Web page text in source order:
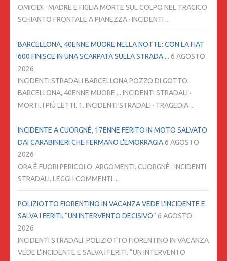
OMICIDI · MADRE E FIGLIA MORTE SUL COLPO NEL TRAGICO
SCHIANTO FRONTALE A PIANEZZA · INCIDENTI ...
BARCELLONA, 40ENNE MUORE NELLA NOTTE: CON LA FIAT
600 FINISCE IN UNA SCARPATA SULLA STRADA ... 6 AGOSTO
2026
INCIDENTI STRADALI BARCELLONA POZZO DI GOTTO.
BARCELLONA, 40ENNE MUORE ... INCIDENTI STRADALI ·
MORTI. I PIÙ LETTI. 1. INCIDENTI STRADALI · TRAGEDIA ...
INCIDENTE A CUORGNÈ, 17ENNE FERITO IN MOTO SALVATO
DAI CARABINIERI CHE FERMANO L'EMORRAGIA6 AGOSTO
2026
ORA È FUORI PERICOLO. ARGOMENTI. CUORGNÈ · INCIDENTI
STRADALI. LEGGI I COMMENTI ...
POLIZIOTTO FIORENTINO IN VACANZA VEDE L'INCIDENTE E
SALVA I FERITI. “UN INTERVENTO DECISIVO” 6 AGOSTO
2026
INCIDENTI STRADALI. POLIZIOTTO FIORENTINO IN VACANZA
VEDE L'INCIDENTE E SALVA I FERITI. “UN INTERVENTO